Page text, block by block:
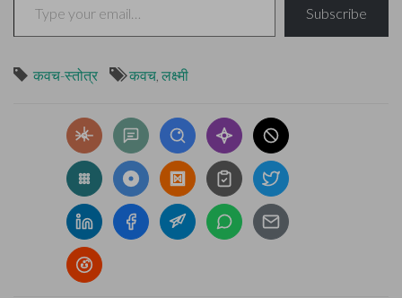
Subscribe
कवच-स्तोत्र कवच लक्ष्मी